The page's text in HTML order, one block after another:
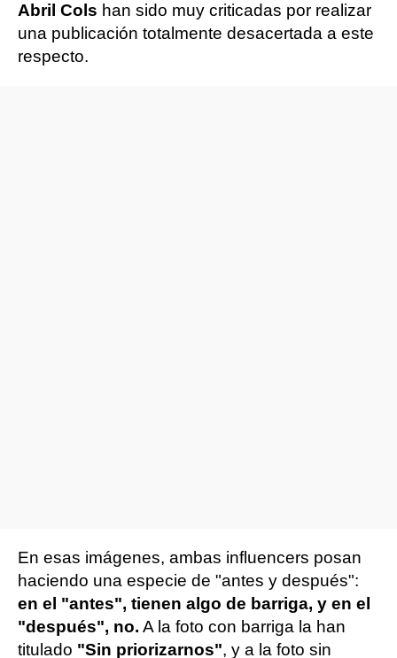
Abril Cols han sido muy criticadas por realizar
una publicación totalmente desacertada a este
respecto.
En esas imágenes, ambas influencers posan
haciendo una especie de "antes y después":
en el "antes", tienen algo de barriga, y en el
"después", no. A la foto con barriga la han
titulado "Sin priorizarnos", y a la foto sin